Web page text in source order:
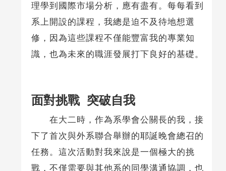
理學到國際市場分析，應有盡有。每每看到
系上開設的課程，我總是迫不及待地想選
修，因為這些課程不僅能豐富我的專業知
識，也為未來的職涯發展打下良好的基礎。
面對挑戰 突破自我
在大二時，作為系學會公關長的我，接
下了首次與外系聯合舉辦的耶誕晚會總召的
任務。這次活動對我來說是一個極大的挑
戰，不僅需要與其他系的同學溝通協調，也